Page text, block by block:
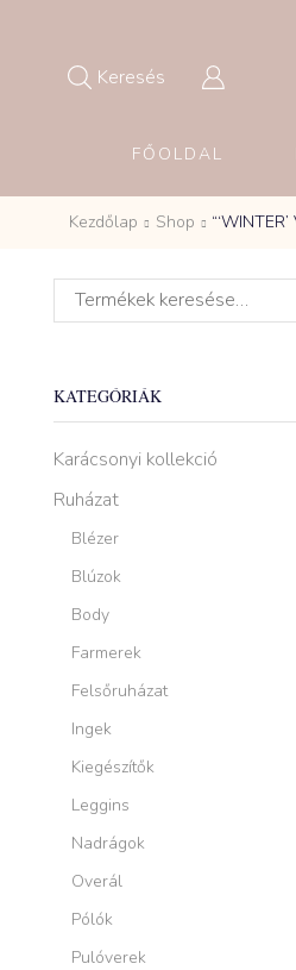
Keresés
FŐOLDAL
Kezdőlap Shop
Keresés a következőre:
KATEGÓRIÁK
Karácsonyi kollekció
Ruházat
Blézer
Blúzok
Body
Farmerek
Felsőruházat
Ingek
Kiegészítők
Leggins
Nadrágok
Overál
Pólók
Pulóverek